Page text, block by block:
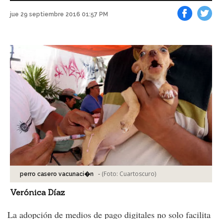
jue 29 septiembre 2016 01:57 PM
perro casero vacunaci�n - (Foto: Cuartoscuro)
Verónica Díaz
La adopción de medios de pago digitales no solo facilita